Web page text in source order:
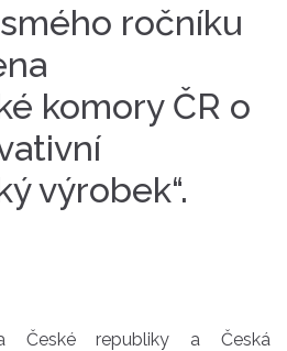
ročníku
komory ČR o
výrobek“.
České republiky a Česká